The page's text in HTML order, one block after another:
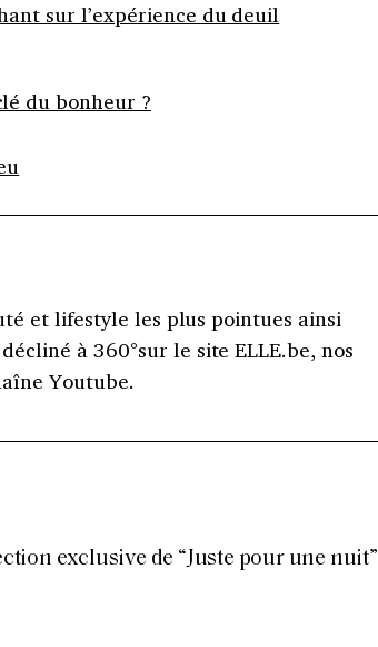
sur l’expérience du deuil
du bonheur ?
et lifestyle les plus pointues ainsi
à 360°sur le site ELLE.be, nos
Youtube.
exclusive de “Juste pour une nuit”